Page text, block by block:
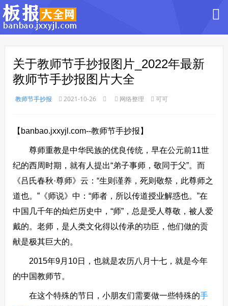
关于教师节手抄报图片_2022年最新
教师节手抄报图片大全
教师节手抄报 2021-10-26 网络整理 可可
【banbao.jxxyjl.com--教师节手抄报】
尊师重教是中华民族的优良传统，早在公元前11世
纪的西周时期，就有人提出“弟子事师，敬同于父”。而
《吕氏春秋·尊师》云：“生则谨养，死则敬祭，此尊师之
道也。”《师说》中：“师者，所以传道授业解惑也。”在
中国几千年的灿烂历史中，“师”，总是受人尊敬，被人爱
戴的。老师，是人类文化得以传承的功臣，他们做的贡
献是极其巨大的。
2015年9月10日，也就是农历八月十七，就是今年
的中国教师节。
在这个特殊的节日，小朋友们需要做一些特殊的手